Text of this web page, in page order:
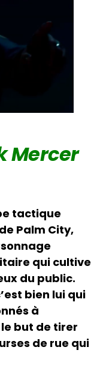
Mercer
tactique
Palm City,
qui cultive
du public.
bien lui qui
à
but de tirer
de rue qui